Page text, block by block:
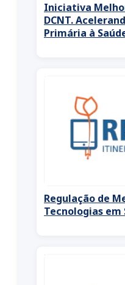
Iniciativa
DCNT.
Primária à
Regulação de
Tecnologias em